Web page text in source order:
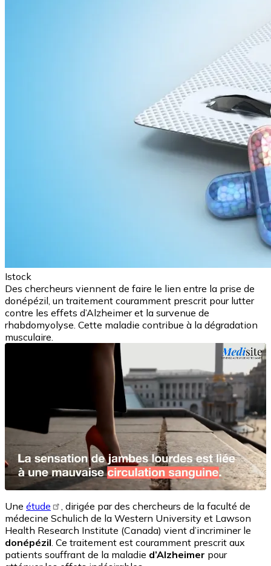
Istock
Des chercheurs viennent de faire le lien entre la prise de
donépézil, un traitement couramment prescrit pour lutter
contre les effets d’Alzheimer et la survenue de
rhabdomyolyse. Cette maladie contribue à la dégradation
musculaire.
Une étude
, dirigée par des chercheurs de la faculté de
médecine Schulich de la Western University et Lawson
Health Research Institute (Canada) vient d’incriminer le
donépézil. Ce traitement est couramment prescrit aux
patients souffrant de la maladie d’Alzheimer pour